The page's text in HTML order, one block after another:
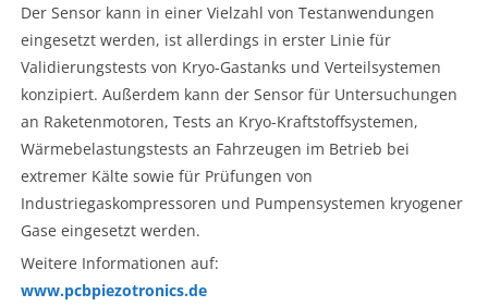
Der Sensor kann in einer Vielzahl von Testanwendungen
eingesetzt werden, ist allerdings in erster Linie für
Validierungstests von Kryo-Gastanks und Verteilsystemen
konzipiert. Außerdem kann der Sensor für Untersuchungen
an Raketenmotoren, Tests an Kryo-Kraftstoffsystemen,
Wärmebelastungstests an Fahrzeugen im Betrieb bei
extremer Kälte sowie für Prüfungen von
Industriegaskompressoren und Pumpensystemen kryogener
Gase eingesetzt werden.
Weitere Informationen auf:
www.pcbpiezotronics.de